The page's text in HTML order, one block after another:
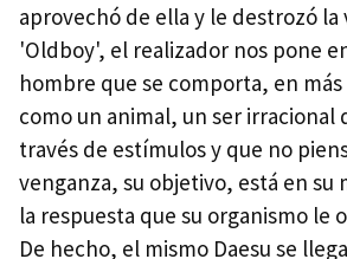
aprovechó de ella y le destrozó la
'Oldboy', el realizador nos pone
hombre que se comporta, en
como un animal, un ser irracional
través de estímulos y que no
venganza, su objetivo, está en su
la respuesta que su organismo le
De hecho, el mismo Daesu se